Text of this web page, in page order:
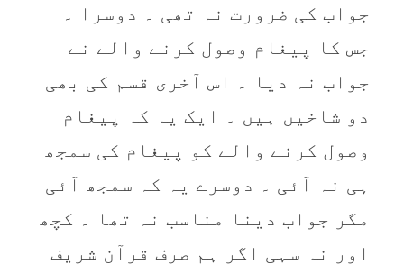
جواب کی ضرورت نہ تھی ۔ دوسرا ۔
جس کا پیغام وصول کرنے والے نے
جواب نہ دیا ۔ اس آخری قسم کی بھی
دو شاخیں ہیں ۔ ایک یہ کہ پیغام
وصول کرنے والے کو پیغام کی سمجھ
ہی نہ آئی ۔ دوسرے یہ کہ سمجھ آئی
مگر جواب دینا مناسب نہ تھا ۔ کچھ
اور نہ سہی اگر ہم صرف قرآن شریف